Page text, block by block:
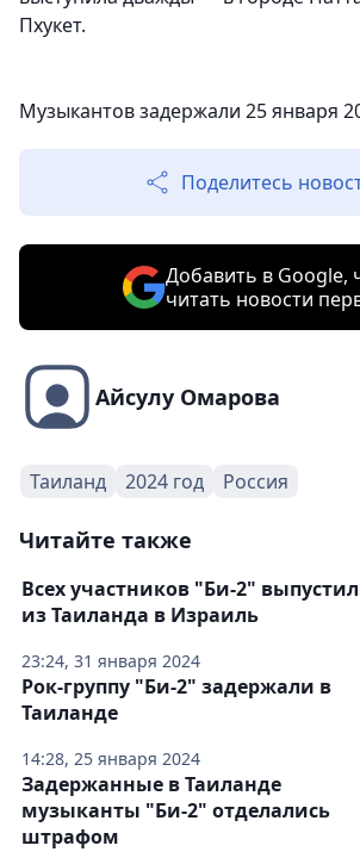
Пхукет.
Музыкантов задержали 25 января
Поделитесь
Добавить в Google,
читать новости
Айсулу Омарова
Таиланд 2024 год Россия
Читайте также
23:24, 31 января 2024
Всех участников "Би-2"
из Таиланда в Израиль
14:28, 25 января 2024
Рок-группу "Би-2" задержали в
Таиланде
Задержанные в Таиланде
музыканты "Би-2" отделались
штрафом